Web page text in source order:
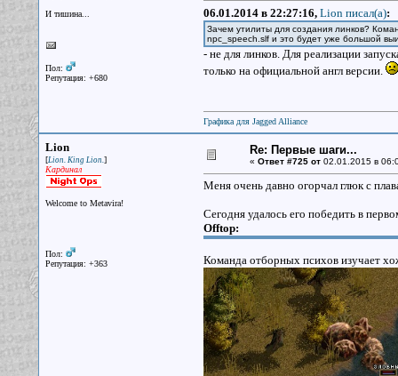
И тишина...
Пол:
Репутация: +680
06.01.2014 в 22:27:16, Lion писал(a):
Зачем утилиты для создания линков?
npc_speech.slf и это будет уже большой
- не для линков. Для реализации
только на официальной англ версии.
Графика для Jagged Alliance
Lion
[Lion. King Lion.]
Кардинал
Welcome to Metavira!
Пол:
Репутация: +363
Re: Первые шаги...
« Ответ #725 от02.01.2015 в
Меня очень давно огорчал глюк с
Сегодня удалось его победить в
Offtop:
Команда отборных психов изучает